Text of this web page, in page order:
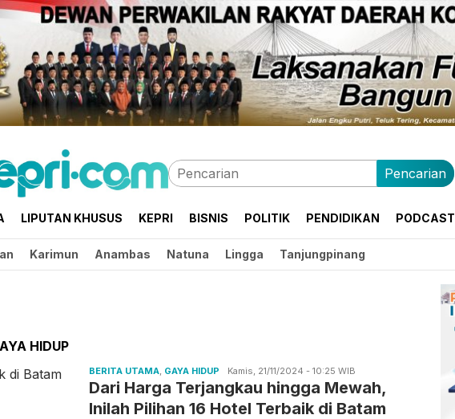
Pencarian
LIPUTAN KHUSUS KEPRI BISNIS POLITIK PENDIDIKAN PODCAST
Karimun Anambas Natuna Lingga Tanjungpinang
HIDUP
BERITA UTAMA, GAYA HIDUP Candra
Gunawan
Kamis, 21/11/2024 - 10:25 WIB
Dari Harga Terjangkau hingga Mewah,
Inilah Pilihan 16 Hotel Terbaik di Batam